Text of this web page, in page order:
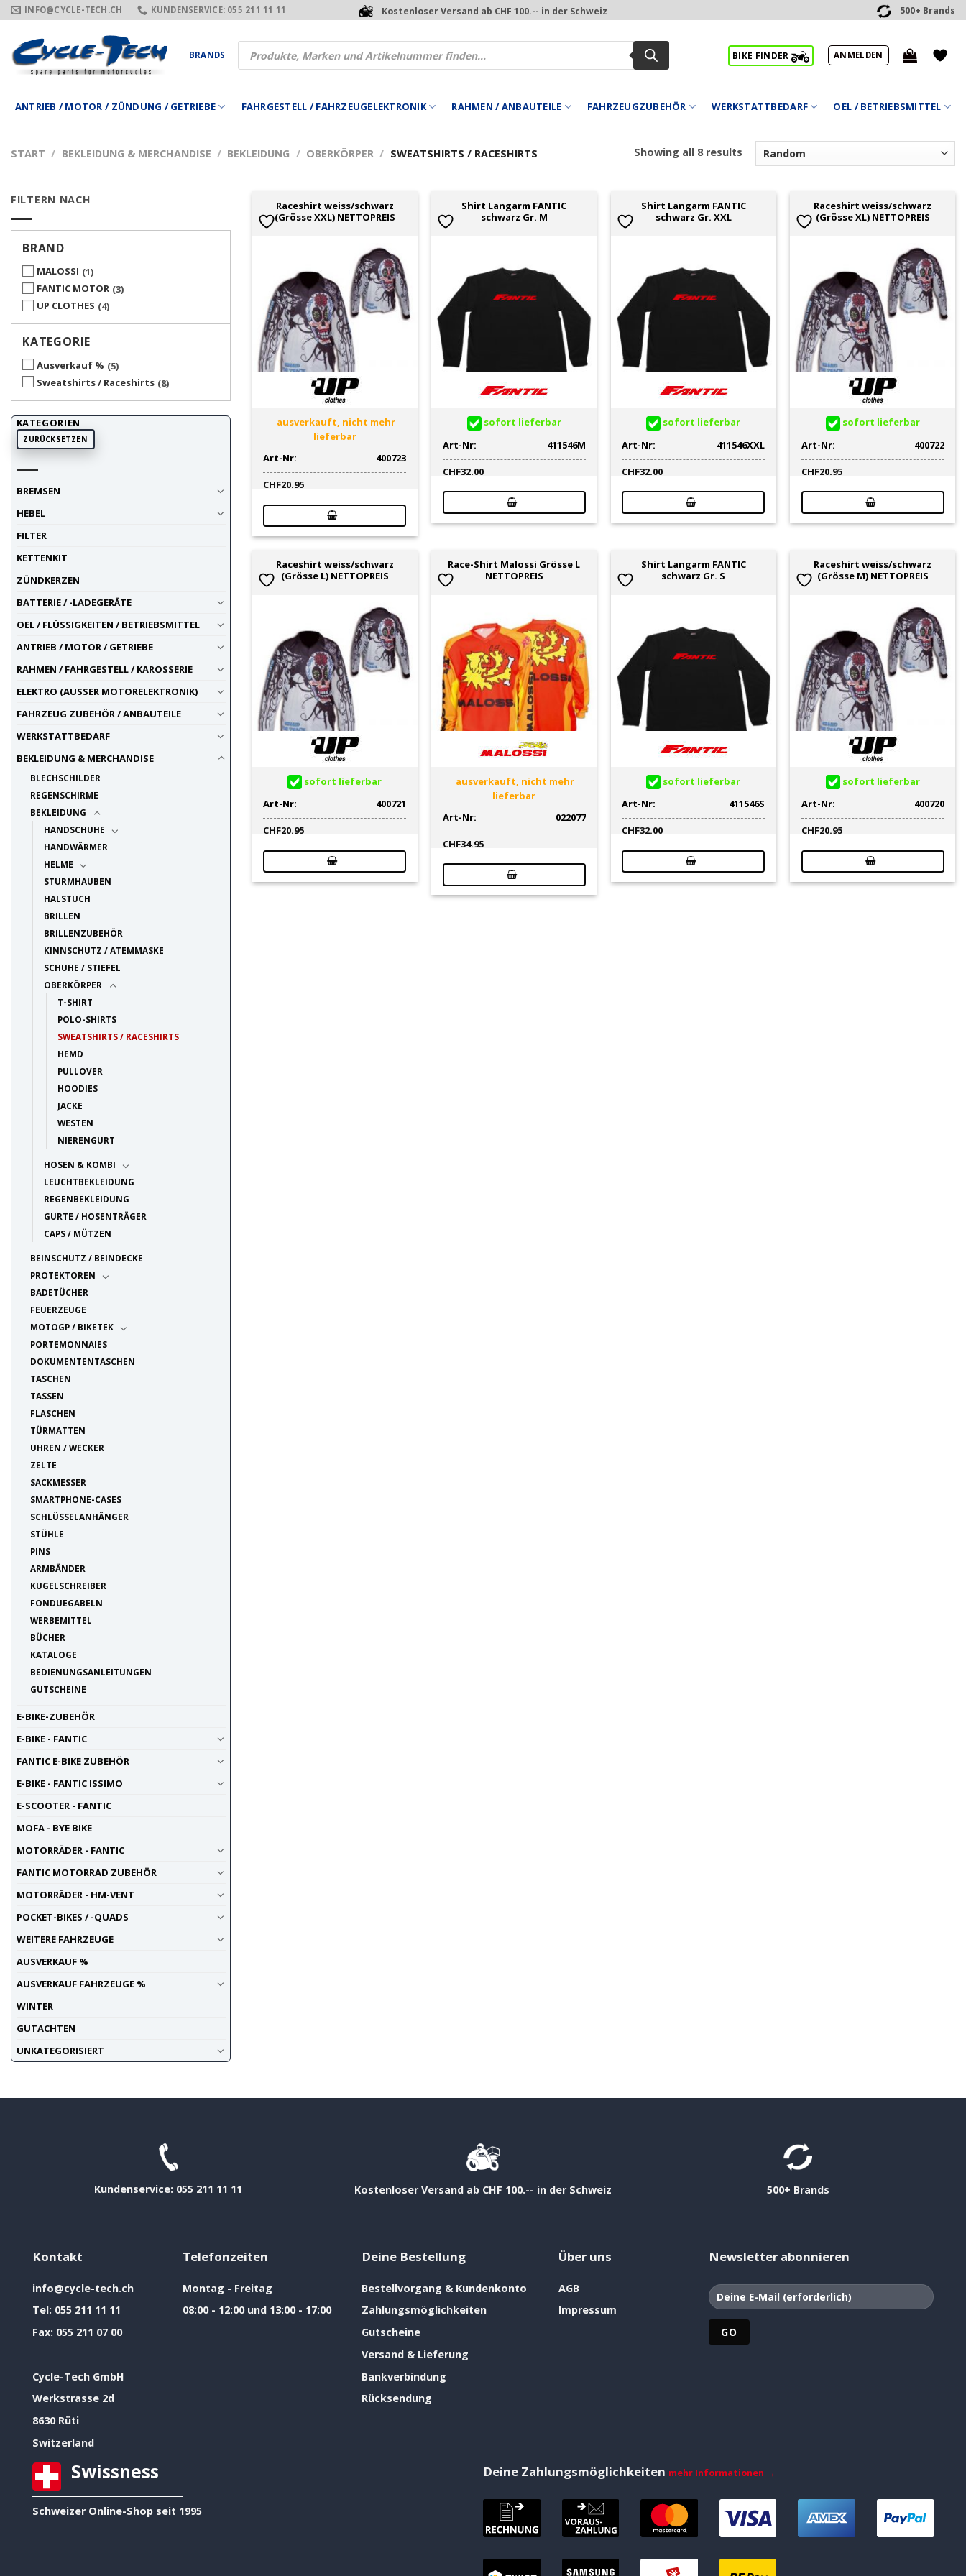
Zum
Inhalt
springen
INFO@CYCLE-TECH.CH KUNDENSERVICE: 055 211 11 11 Kostenloser Versand ab CHF 100.-- in der Schweiz 500+ Brands
BRANDS
Products
search
BIKE FINDER ANMELDEN
ANTRIEB / MOTOR / ZÜNDUNG / GETRIEBE FAHRGESTELL / FAHRZEUGELEKTRONIK RAHMEN / ANBAUTEILE FAHRZEUGZUBEHÖR WERKSTATTBEDARF OEL / BETRIEBSMITTEL
START / BEKLEIDUNG & MERCHANDISE / BEKLEIDUNG / OBERKÖRPER / SWEATSHIRTS / RACESHIRTS Showing all 8 results
FILTERN NACH
BRAND
MALOSSI 1
FANTIC MOTOR 3
UP CLOTHES
4
KATEGORIE
Ausverkauf %
5
Sweatshirts / Raceshirts 8
KATEGORIEN
ZURÜCKSETZEN
BREMSEN
HEBEL
FILTER
KETTENKIT
ZÜNDKERZEN
BATTERIE / -LADEGERÄTE
OEL / FLÜSSIGKEITEN / BETRIEBSMITTEL
ANTRIEB / MOTOR / GETRIEBE
RAHMEN / FAHRGESTELL / KAROSSERIE
ELEKTRO (AUSSER MOTORELEKTRONIK)
FAHRZEUG ZUBEHÖR / ANBAUTEILE
WERKSTATTBEDARF
BEKLEIDUNG & MERCHANDISE
BLECHSCHILDER
REGENSCHIRME
BEKLEIDUNG
HANDSCHUHE
HANDWÄRMER
HELME
STURMHAUBEN
HALSTUCH
BRILLEN
BRILLENZUBEHÖR
KINNSCHUTZ / ATEMMASKE
SCHUHE / STIEFEL
OBERKÖRPER
T-SHIRT
POLO-SHIRTS
SWEATSHIRTS / RACESHIRTS
HEMD
PULLOVER
HOODIES
JACKE
WESTEN
NIERENGURT
HOSEN & KOMBI
LEUCHTBEKLEIDUNG
REGENBEKLEIDUNG
GURTE / HOSENTRÄGER
CAPS / MÜTZEN
BEINSCHUTZ / BEINDECKE
PROTEKTOREN
BADETÜCHER
FEUERZEUGE
MOTOGP / BIKETEK
PORTEMONNAIES
DOKUMENTENTASCHEN
TASCHEN
TASSEN
FLASCHEN
TÜRMATTEN
UHREN / WECKER
ZELTE
SACKMESSER
SMARTPHONE-CASES
SCHLÜSSELANHÄNGER
STÜHLE
PINS
ARMBÄNDER
KUGELSCHREIBER
FONDUEGABELN
WERBEMITTEL
BÜCHER
KATALOGE
BEDIENUNGSANLEITUNGEN
GUTSCHEINE
E-BIKE-ZUBEHÖR
E-BIKE - FANTIC
FANTIC E-BIKE ZUBEHÖR
E-BIKE - FANTIC ISSIMO
E-SCOOTER - FANTIC
MOFA - BYE BIKE
MOTORRÄDER - FANTIC
FANTIC MOTORRAD ZUBEHÖR
MOTORRÄDER - HM-VENT
POCKET-BIKES / -QUADS
WEITERE FAHRZEUGE
AUSVERKAUF %
AUSVERKAUF FAHRZEUGE %
WINTER
GUTACHTEN
UNKATEGORISIERT
Raceshirt weiss/schwarz
(Grösse XXL) NETTOPREIS
ausverkauft, nicht mehr
lieferbar
Art-Nr:
400723
CHF20.95
Shirt Langarm FANTIC
schwarz Gr. M
sofort lieferbar
Art-Nr:
411546M
CHF32.00
Shirt Langarm FANTIC
schwarz Gr. XXL
sofort lieferbar
Art-Nr:
411546XXL
CHF32.00
Raceshirt weiss/schwarz
(Grösse XL) NETTOPREIS
sofort lieferbar
Art-Nr:
400722
CHF20.95
Raceshirt weiss/schwarz
(Grösse L) NETTOPREIS
sofort lieferbar
Art-Nr:
400721
CHF20.95
Race-Shirt Malossi Grösse L
NETTOPREIS
ausverkauft, nicht mehr
lieferbar
Art-Nr:
022077
CHF34.95
Shirt Langarm FANTIC
schwarz Gr. S
sofort lieferbar
Art-Nr:
411546S
CHF32.00
Raceshirt weiss/schwarz
(Grösse M) NETTOPREIS
sofort lieferbar
Art-Nr:
400720
CHF20.95
Kundenservice: 055 211 11 11 Kostenloser Versand ab CHF 100.-- in der Schweiz 500+ Brands
Kontakt
info@cycle-tech.ch
Tel: 055 211 11 11
Fax: 055 211 07 00
Cycle-Tech GmbH
Werkstrasse 2d
8630 Rüti
Switzerland
Telefonzeiten
Montag - Freitag
08:00 - 12:00 und 13:00 - 17:00
Deine Bestellung
Bestellvorgang & Kundenkonto
Zahlungsmöglichkeiten
Gutscheine
Versand & Lieferung
Bankverbindung
Rücksendung
Über uns
AGB
Impressum
Newsletter abonnieren
Swissness
Schweizer Online-Shop seit 1995
Deine Zahlungsmöglichkeiten mehr Informationen →